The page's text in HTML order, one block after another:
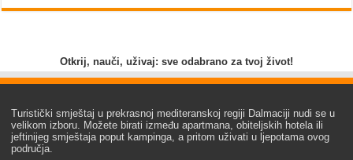
Otkrij, nauči, uživaj: sve odabrano za tvoj život!
Turistički smještaj u prekrasnoj mediteranskoj regiji Dalmaciji nudi se u
velikom izboru. Možete birati između apartmana, obiteljskih hotela ili
jeftinijeg smještaja poput kampinga, a pritom uživati u ljepotama ovog
područja.